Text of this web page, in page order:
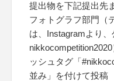
提出物を下記提出先
フォトグラフ部門（
は、Instagramより
ッシュタグ「
並み」を付けて投稿